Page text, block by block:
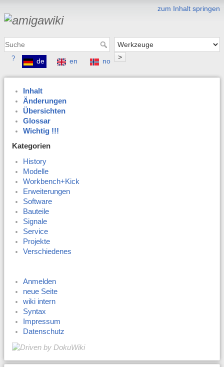
zum Inhalt springen
>
? de en no
Inhalt
Änderungen
Übersichten
Glossar
Wichtig !!!
Kategorien
History
Modelle
Workbench+Kick
Erweiterungen
Software
Bauteile
Signale
Service
Projekte
Verschiedenes
Anmelden
neue Seite
wiki intern
Syntax
Impressum
Datenschutz